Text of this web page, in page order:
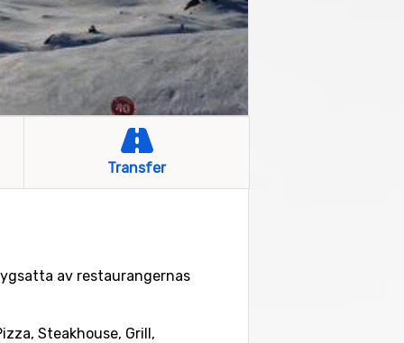
Transfer
av restaurangernas
Steakhouse, Grill,